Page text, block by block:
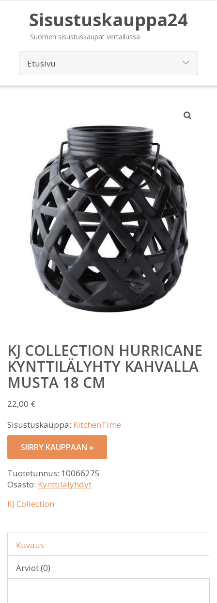
Sisustuskauppa24
Suomen sisustuskaupat vertailussa
KJ COLLECTION HURRICANE
KYNTTILÄLYHTY KAHVALLA
MUSTA 18 CM
22,00 €
Sisustuskauppa: KitchenTime
SIIRRY KAUPPAAN »
Tuotetunnus: 10066275
Osasto: Kynttilälyhdyt
KJ Collection
Kuvaus
Arviot (0)